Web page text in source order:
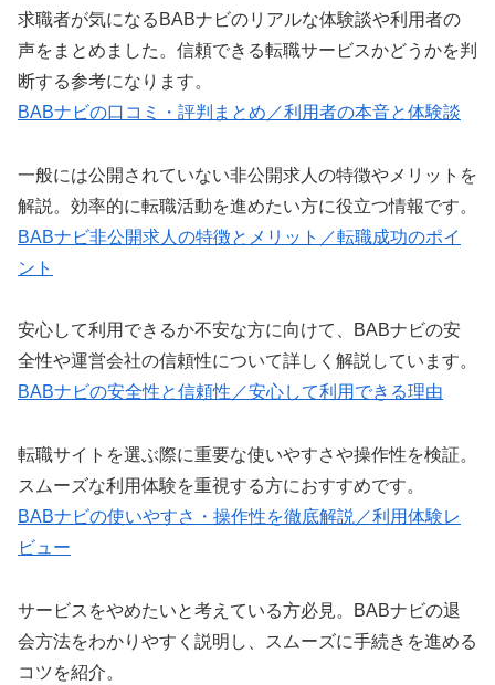
求職者が気になるBABナビのリアルな体験談や利用者の
声をまとめました。信頼できる転職サービスかどうかを判
断する参考になります。
BABナビの口コミ・評判まとめ／利用者の本音と体験談
一般には公開されていない非公開求人の特徴やメリットを
解説。効率的に転職活動を進めたい方に役立つ情報です。
BABナビ非公開求人の特徴とメリット／転職成功のポイ
ント
安心して利用できるか不安な方に向けて、BABナビの安
全性や運営会社の信頼性について詳しく解説しています。
BABナビの安全性と信頼性／安心して利用できる理由
転職サイトを選ぶ際に重要な使いやすさや操作性を検証。
スムーズな利用体験を重視する方におすすめです。
BABナビの使いやすさ・操作性を徹底解説／利用体験レ
ビュー
サービスをやめたいと考えている方必見。BABナビの退
会方法をわかりやすく説明し、スムーズに手続きを進める
コツを紹介。